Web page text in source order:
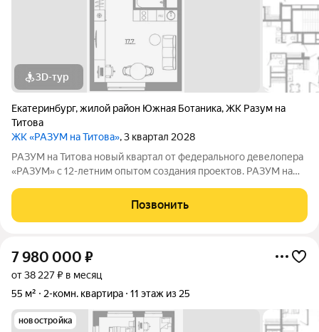
3D-тур
Екатеринбург,жилой район Южная Ботаника,ЖК Разум на
Титова
ЖК «РАЗУМ на Титова», 3 квартал 2028
РАЗУМ на Титова новый квартал от федерального девелопера
«РАЗУМ» с 12-летним опытом создания проектов. РАЗУМ на
Монтёрская, Титова и Смоленская. Квартал в Чкаловском
районе создан по концепции
Позвонить
7 980 000 ₽
от 38 227 ₽ в месяц
55 м²
2-комн. квартира 11 этаж из 25
новостройка